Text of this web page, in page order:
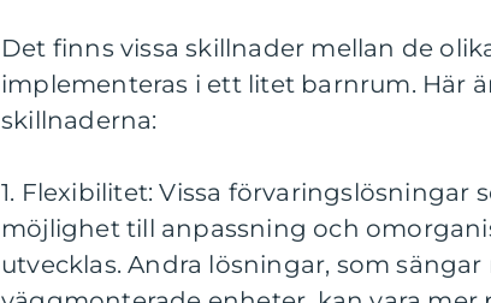
Det finns vissa skillnader mellan de
implementeras i ett litet barnrum. Här
skillnaderna:
1. Flexibilitet: Vissa förvaringslösningar
möjlighet till anpassning och
utvecklas. Andra lösningar, som